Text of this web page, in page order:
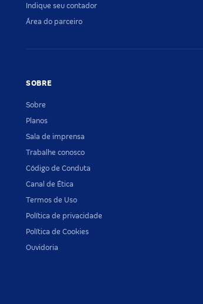
Indique seu contador
Área do parceiro
SOBRE
Sobre
Planos
Sala de imprensa
Trabalhe conosco
Código de Conduta
Canal de Ética
Termos de Uso
Política de privacidade
Política de Cookies
Ouvidoria